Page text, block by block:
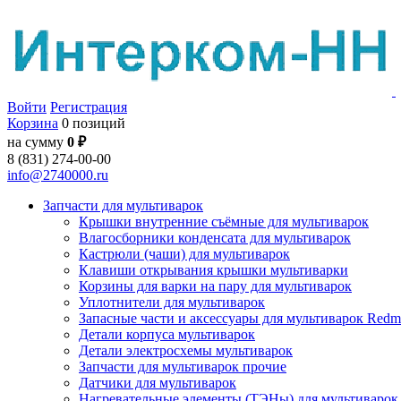
Войти Регистрация
Корзина 0 позиций
на сумму 0 ₽
8 (831) 274-00-00
info@2740000.ru
Запчасти для мультиварок
Крышки внутренние съёмные для мультиварок
Влагосборники конденсата для мультиварок
Кастрюли (чаши) для мультиварок
Клавиши открывания крышки мультиварки
Корзины для варки на пару для мультиварок
Уплотнители для мультиварок
Запасные части и аксессуары для мультиварок
Детали корпуса мультиварок
Детали электросхемы мультиварок
Запчасти для мультиварок прочие
Датчики для мультиварок